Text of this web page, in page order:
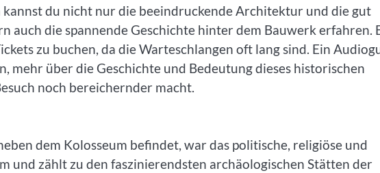
kannst du nicht nur die beeindruckende Architektur und die gut
auch die spannende Geschichte hinter dem Bauwerk erfahren.
zu buchen, da die Warteschlangen oft lang sind. Ein
mehr über die Geschichte und Bedeutung dieses historischen
noch bereichernder macht.
dem Kolosseum befindet, war das politische, religiöse und
und zählt zu den faszinierendsten archäologischen Stätten der